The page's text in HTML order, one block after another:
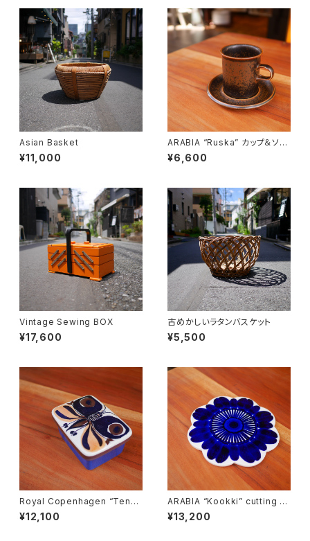
Asian Basket
¥11,000
ARABIA “Ruska” カップ＆ソー
サー
¥6,600
Vintage Sewing BOX
¥17,600
古めかしいラタンバスケット
¥5,500
Royal Copenhagen “Tener
a” Butter Case
¥12,100
ARABIA “Kookki” cutting b
oard
¥13,200